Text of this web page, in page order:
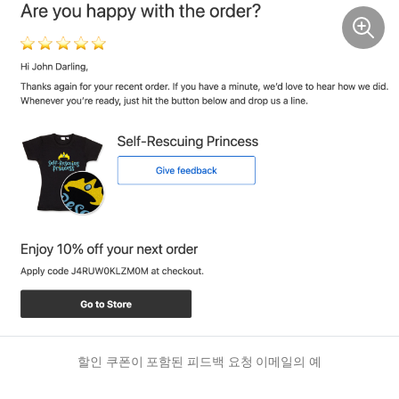
할인 쿠폰이 포함된 피드백 요청 이메일의 예